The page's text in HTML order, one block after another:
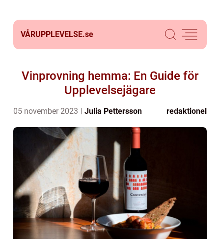
VÅRUPPLEVELSE.se
Vinprovning hemma: En Guide för
Upplevelsejägare
05 november 2023 Julia Pettersson redaktionel